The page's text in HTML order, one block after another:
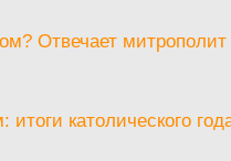
Отвечает
католического